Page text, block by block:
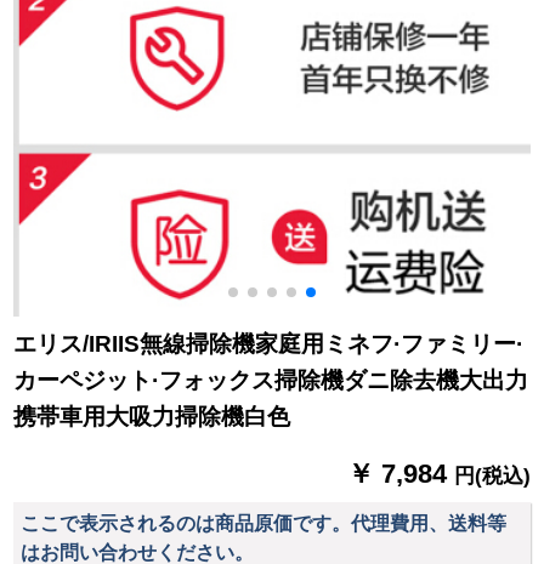
エリス/IRIIS無線掃除機家庭用ミネフ·ファミリー·
カーペジット·フォックス掃除機ダニ除去機大出力
携帯車用大吸力掃除機白色
￥ 7,984 円(税込)
ここで表示されるのは商品原価です。代理費用、送料等
はお問い合わせください。